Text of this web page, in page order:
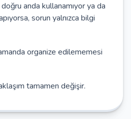
anda kullanamıyor ya da
sorun yalnızca bilgi
organize edilememesi
tamamen değişir.